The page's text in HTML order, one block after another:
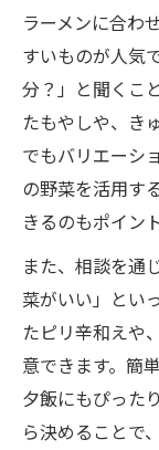
ラーメンに合わ
すいものが人気
分？」と聞くこ
たもやしや、き
でもバリエーシ
の野菜を活用す
きるのもポイン
また、相談を通
菜がいい」とい
たピリ辛和えや
意できます。簡
夕飯にもぴった
ら決めることで